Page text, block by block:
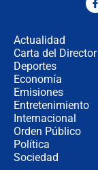
Actualidad
Carta del Director
Deportes
Economía
Emisiones
Entretenimiento
Internacional
Orden Público
Política
Sociedad